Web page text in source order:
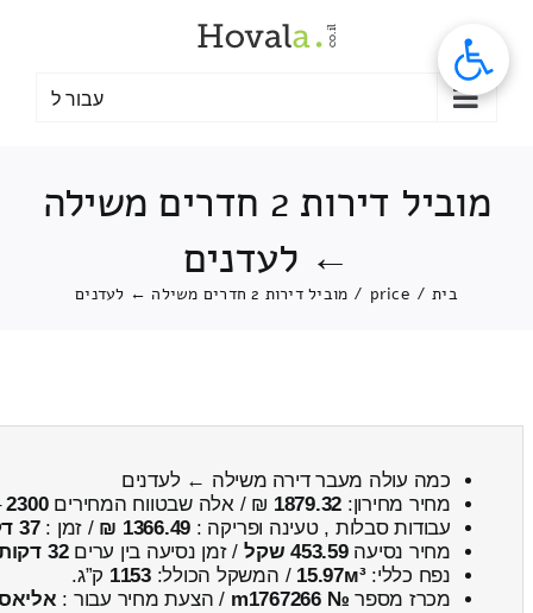
עבור ל
מוביל דירות 2 חדרים משילה
← לעדנים
בית /
price
/ מוביל דירות 2 חדרים משילה ← לעדנים
כמה עולה מעבר דירה משילה ← לעדנים
מחיר מחירון: 1879.32 ₪ / אלה שבטווח המחירים2300
עבודות סבלות , טעינה ופריקה : 1366.49 ₪ / זמן :37 דקות 53 שניות
מחיר נסיעה453.59 שקל / זמן נסיעה בין ערים32 דקות
נפח כללי:15.97м³ / המשקל הכולל:1153 ק”ג.
מכרז מספר № m1767266 / הצעת מחיר עבור :